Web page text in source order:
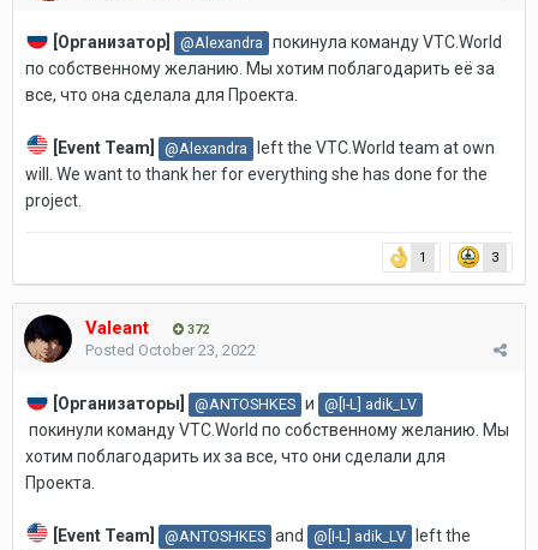
[Организатор] @Alexandra покинула команду VTC.World
по собственному желанию. Мы хотим поблагодарить её за
все, что она сделала для Проекта.
[Event Team] @Alexandra
left the VTC.World team at own
will. We want to thank her for everything she has done for the
project.
1 3
Valeant 372
Posted October 23, 2022
[Организаторы] @ANTOSHKES и @[I-L] adik_LV
покинули команду VTC.World по собственному желанию. Мы
хотим поблагодарить их за все, что они сделали для
Проекта.
[Event Team] @ANTOSHKES and @[I-L] adik_LV
left the